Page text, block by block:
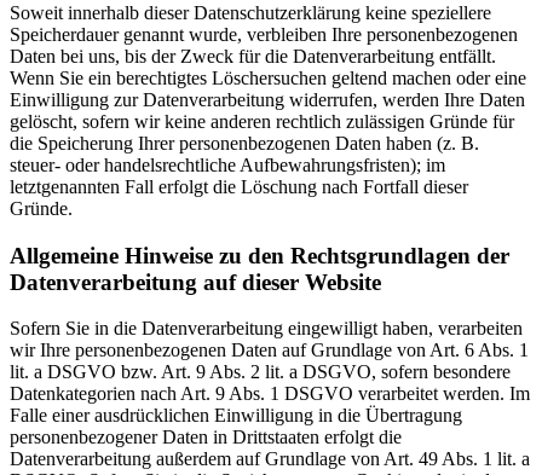
Soweit innerhalb dieser Datenschutzerklärung keine speziellere
Speicherdauer genannt wurde, verbleiben Ihre personenbezogenen
Daten bei uns, bis der Zweck für die Datenverarbeitung entfällt.
Wenn Sie ein berechtigtes Löschersuchen geltend machen oder eine
Einwilligung zur Datenverarbeitung widerrufen, werden Ihre Daten
gelöscht, sofern wir keine anderen rechtlich zulässigen Gründe für
die Speicherung Ihrer personenbezogenen Daten haben (z. B.
steuer- oder handelsrechtliche Aufbewahrungsfristen); im
letztgenannten Fall erfolgt die Löschung nach Fortfall dieser
Gründe.
Allgemeine Hinweise zu den Rechtsgrundlagen der
Datenverarbeitung auf dieser Website
Sofern Sie in die Datenverarbeitung eingewilligt haben, verarbeiten
wir Ihre personenbezogenen Daten auf Grundlage von Art. 6 Abs. 1
lit. a DSGVO bzw. Art. 9 Abs. 2 lit. a DSGVO, sofern besondere
Datenkategorien nach Art. 9 Abs. 1 DSGVO verarbeitet werden. Im
Falle einer ausdrücklichen Einwilligung in die Übertragung
personenbezogener Daten in Drittstaaten erfolgt die
Datenverarbeitung außerdem auf Grundlage von Art. 49 Abs. 1 lit. a